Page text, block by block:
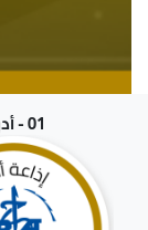
01 - أدرار